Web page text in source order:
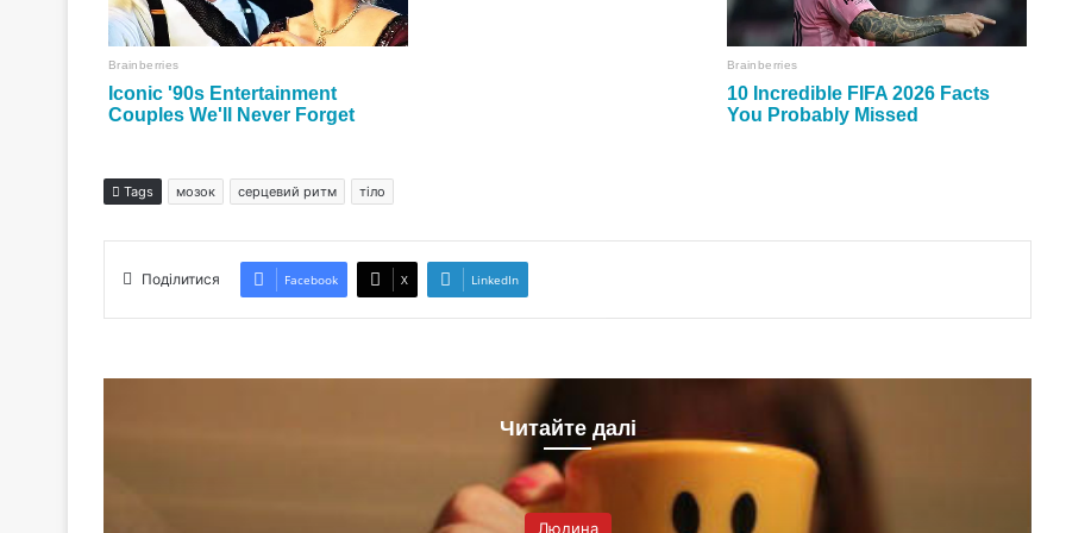
Tags мозок серцевий ритм тіло
Поділитися Facebook X LinkedIn
Читайте далі
Людина